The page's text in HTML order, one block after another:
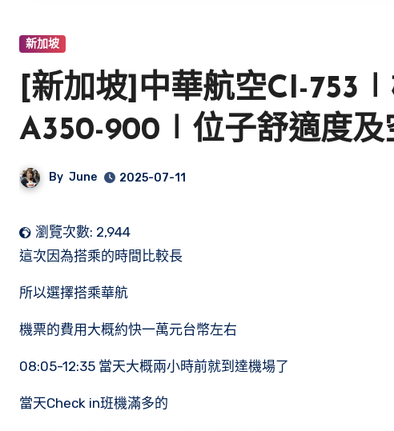
新加坡
[新加坡]中華航空CI-
A350-900∣位子舒適度及
By June 2025-07-11
瀏覽次數: 2,944
這次因為搭乘的時間比較長
所以選擇搭乘華航
機票的費用大概約快一萬元台幣左右
08:05-12:35 當天大概兩小時前就到達機場了
當天Check in班機滿多的